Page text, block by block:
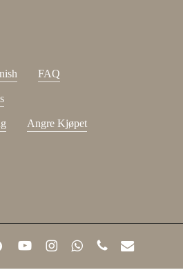
FAQ
Angre Kjøpet
youtubeinstagramwhatsappphone email